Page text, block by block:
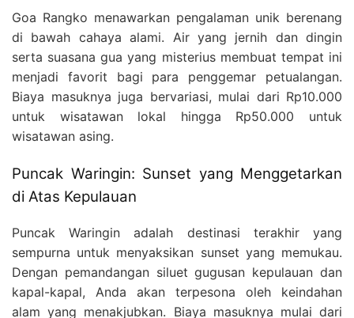
Goa Rangko menawarkan pengalaman unik berenang
di bawah cahaya alami. Air yang jernih dan dingin
serta suasana gua yang misterius membuat tempat ini
menjadi favorit bagi para penggemar petualangan.
Biaya masuknya juga bervariasi, mulai dari Rp10.000
untuk wisatawan lokal hingga Rp50.000 untuk
wisatawan asing.
Puncak Waringin: Sunset yang Menggetarkan
di Atas Kepulauan
Puncak Waringin adalah destinasi terakhir yang
sempurna untuk menyaksikan sunset yang memukau.
Dengan pemandangan siluet gugusan kepulauan dan
kapal-kapal, Anda akan terpesona oleh keindahan
alam yang menakjubkan. Biaya masuknya mulai dari